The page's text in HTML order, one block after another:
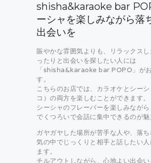
shisha&karaoke bar
ーシャを楽しみながら落
出会いを
賑やかな雰囲気よりも、リラックス
ったりと出会いを探したい人には
「shisha&karaoke bar POPO」が
す。
こちらのお店では、カラオケとシー
コ）の両方を楽しむことができます。
シーシャのフレーバーを楽しみなが
でくつろいで会話に集中できるのが魅
ガヤガヤした場所が苦手な人や、落
気の中でじっくりと相手と話したい
ます。
チルアウトしながら、心地よい出会